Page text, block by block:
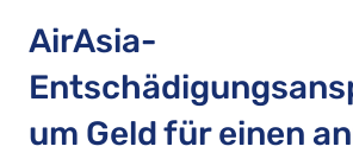
AirAsia-
um Geld für einen